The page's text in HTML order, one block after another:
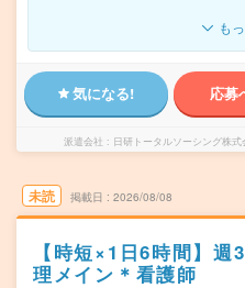
も
気になる! 応募
派遣会社 日研トータルソーシング株
未読 掲載日 2026/08/08
【時短×1日6時間】
理メイン＊看護師